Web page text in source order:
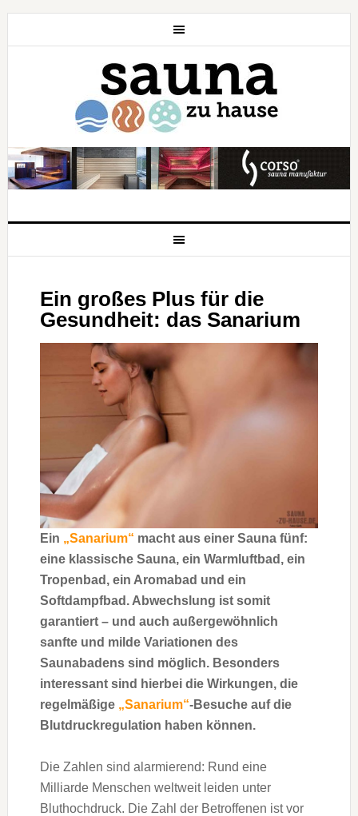
Ein großes Plus für die
Gesundheit: das Sanarium
Ein „Sanarium“ macht aus einer Sauna fünf:
eine klassische Sauna, ein Warmluftbad, ein
Tropenbad, ein Aromabad und ein
Softdampfbad. Abwechslung ist somit
garantiert – und auch außergewöhnlich
sanfte und milde Variationen des
Saunabadens sind möglich. Besonders
interessant sind hierbei die Wirkungen, die
regelmäßige „Sanarium“-Besuche auf die
Blutdruckregulation haben können.
Die Zahlen sind alarmierend: Rund eine
Milliarde Menschen weltweit leiden unter
Bluthochdruck. Die Zahl der Betroffenen ist vor